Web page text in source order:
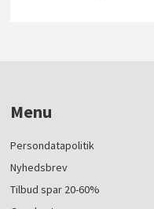
Menu
Persondatapolitik
Nyhedsbrev
Tilbud spar 20-60%